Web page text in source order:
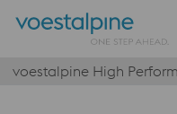
voestalpine High